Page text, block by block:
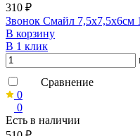
310 ₽
Звонок Смайл 7,5х7,5х6см
В корзину
В 1 клик
Сравнение
0
0
Есть в наличии